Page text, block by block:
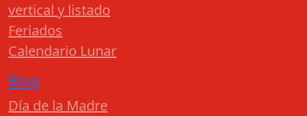
vertical y listado
Feriados
Calendario Lunar
Blog
Día de la Madre